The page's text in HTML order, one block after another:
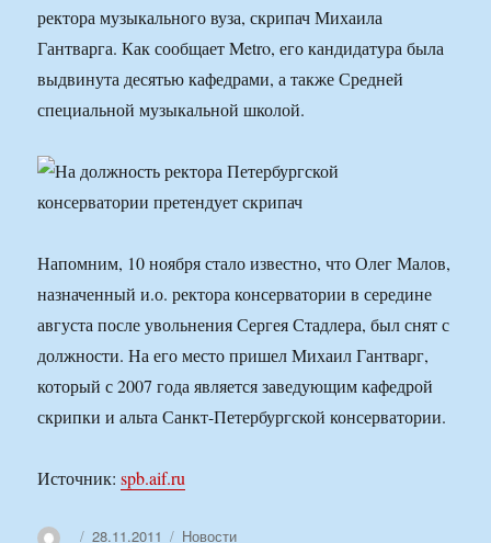
ректора музыкального вуза, скрипач Михаила
Гантварга. Как сообщает Metro, его кандидатура была
выдвинута десятью кафедрами, а также Средней
специальной музыкальной школой.
Напомним, 10 ноября стало известно, что Олег Малов,
назначенный и.о. ректора консерватории в середине
августа после увольнения Сергея Стадлера, был снят с
должности. На его место пришел Михаил Гантварг,
который с 2007 года является заведующим кафедрой
скрипки и альта Санкт-Петербургской консерватории.
Источник:spb.aif.ru
АвторОпубликовано
28.11.2011 Рубрики
Новости